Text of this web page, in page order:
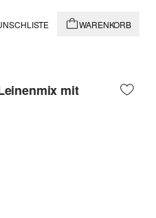
WARENKORB
mit